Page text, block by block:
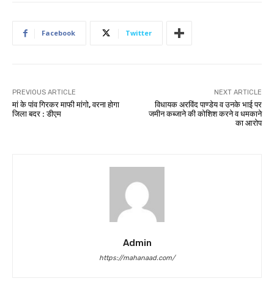
Facebook Twitter
PREVIOUS ARTICLE
मां के पांव गिरकर माफी मांगो, वरना होगा
जिला बदर : डीएम
NEXT ARTICLE
विधायक अरविंद पाण्डेय व उनके भाई पर
जमीन कब्जाने की कोशिश करने व धमकाने
का आरोप
Admin
https://mahanaad.com/